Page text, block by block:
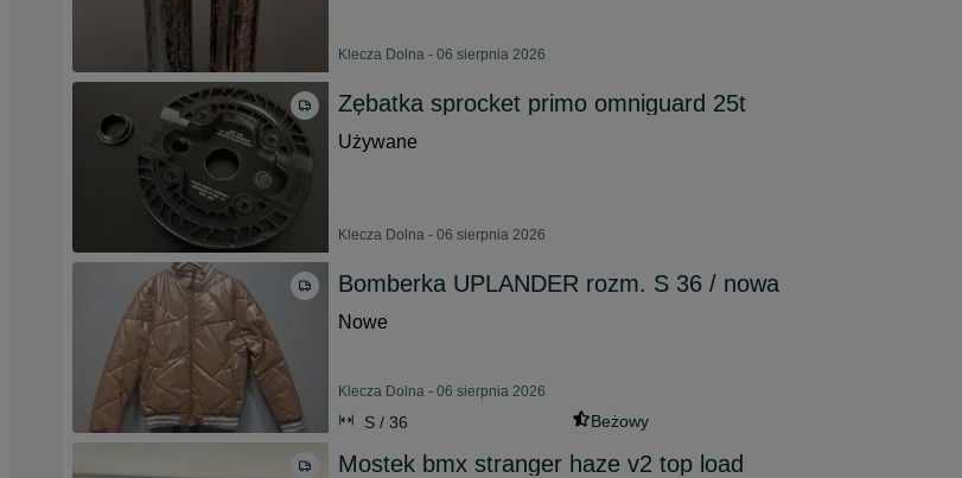
Klecza Dolna - 06 sierpnia 2026
Zębatka sprocket primo omniguard 25t
Używane
Klecza Dolna - 06 sierpnia 2026
Bomberka UPLANDER rozm. S 36 / nowa
Nowe
Klecza Dolna - 06 sierpnia 2026
S / 36 Beżowy
Mostek bmx stranger haze v2 top load